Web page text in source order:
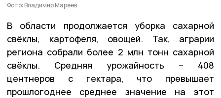
Фото: Владимир Мареев
В области продолжается уборка сахарной
свёклы, картофеля, овощей. Так, аграрии
региона собрали более 2 млн тонн сахарной
свёклы. Средняя урожайность – 408
центнеров с гектара, что превышает
прошлогоднее среднее значение на этот